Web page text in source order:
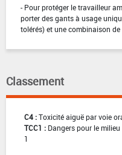
- Pour protéger le travailleur
porter des gants à usage
tolérés) et une combinaison de
Classement
C4 :Toxicité aiguë par voie
TCC1 : Dangers pour le
1